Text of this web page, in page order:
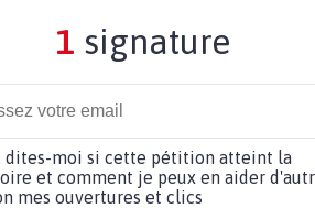
1 signature
dites-moi si cette pétition atteint la
et comment je peux en aider
mes ouvertures et clics